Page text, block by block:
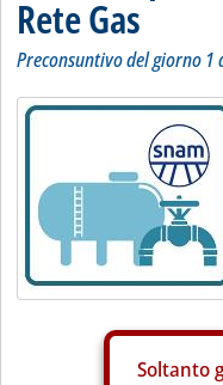
Rete Gas
Preconsuntivo del giorno 1
Soltanto